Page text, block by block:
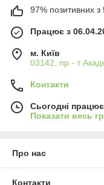
97% позитивних з
Працює з
м. Київ
03142, пр - т
Контакти
Сьогодні
Показати весь
Про нас
Контакти